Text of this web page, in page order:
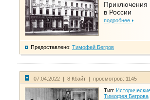
Приключения
в России
подробнее
Предоставлено: Тимофей Бегров
07.04.2022 | 8 Кбайт | просмотров: 1145
Тип:
Тимофея Бегрова